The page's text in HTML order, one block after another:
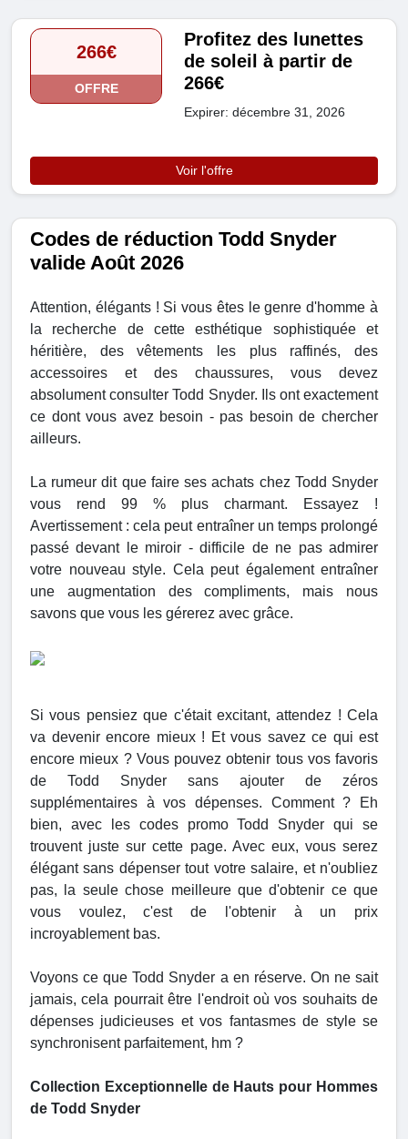
266€
OFFRE
Profitez des lunettes
de soleil à partir de
266€
Expirer: décembre 31, 2026
Voir l'offre
Codes de réduction Todd Snyder
valide Août 2026
Attention, élégants ! Si vous êtes le genre d'homme à
la recherche de cette esthétique sophistiquée et
héritière, des vêtements les plus raffinés, des
accessoires et des chaussures, vous devez
absolument consulter Todd Snyder. Ils ont exactement
ce dont vous avez besoin - pas besoin de chercher
ailleurs.
La rumeur dit que faire ses achats chez Todd Snyder
vous rend 99 % plus charmant. Essayez !
Avertissement : cela peut entraîner un temps prolongé
passé devant le miroir - difficile de ne pas admirer
votre nouveau style. Cela peut également entraîner
une augmentation des compliments, mais nous
savons que vous les gérerez avec grâce.
Si vous pensiez que c'était excitant, attendez ! Cela
va devenir encore mieux ! Et vous savez ce qui est
encore mieux ? Vous pouvez obtenir tous vos favoris
de Todd Snyder sans ajouter de zéros
supplémentaires à vos dépenses. Comment ? Eh
bien, avec les codes promo Todd Snyder qui se
trouvent juste sur cette page. Avec eux, vous serez
élégant sans dépenser tout votre salaire, et n'oubliez
pas, la seule chose meilleure que d'obtenir ce que
vous voulez, c'est de l'obtenir à un prix
incroyablement bas.
Voyons ce que Todd Snyder a en réserve. On ne sait
jamais, cela pourrait être l'endroit où vos souhaits de
dépenses judicieuses et vos fantasmes de style se
synchronisent parfaitement, hm ?
Collection Exceptionnelle de Hauts pour Hommes
de Todd Snyder